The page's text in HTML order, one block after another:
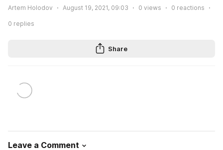
Artem Holodov August 19, 2021, 09:03 0 views 0 reactions
0 replies
Share
Leave a Comment